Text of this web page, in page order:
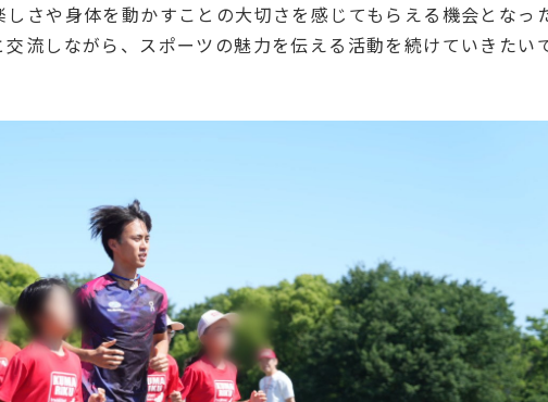
さや身体を動かすことの大切さを感じてもらえる機会となっ
流しながら、スポーツの魅力を伝える活動を続けていきたい